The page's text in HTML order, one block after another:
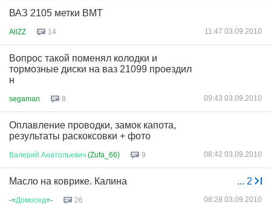
ВАЗ 2105 метки ВМТ
AllZZ 14 11:47 03.09.2010
Вопрос такой поменял колодки и
тормозные диски на ваз 21099 проездил
н
segaman 8 09:43 03.09.2010
Оплавление проводки, замок капота,
результаты раскоксовки + фото
Валерий Анатольевич (Zufa_66) 9 08:42 03.09.2010
... 2
Масло на коврике. Калина
-=Домосед=- 26 08:28 03.09.2010